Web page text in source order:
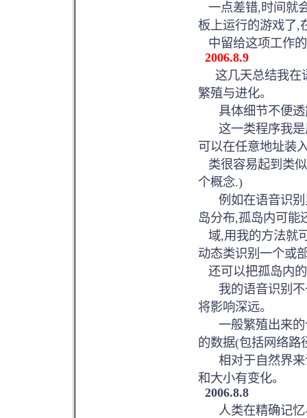
一点差错,时间就
板上运行的游戏了,
中留给这项工作
2006.8.9
这几天总结我在
繁殖与进化。
具体细节不便透
这一类程序我是
可以在任意地址装
类很容易起到类
个概念.)
例如在语音识别
岛分布,孤岛内可能
域,用我的方法就
动态类识别一个或
还可以把孤岛内
我的语音识别不
将影响深远。
一般繁殖出来的
的数据(包括网络路
相对于自然界来
和大小有变化。
2006.8.8
人类在精确记忆